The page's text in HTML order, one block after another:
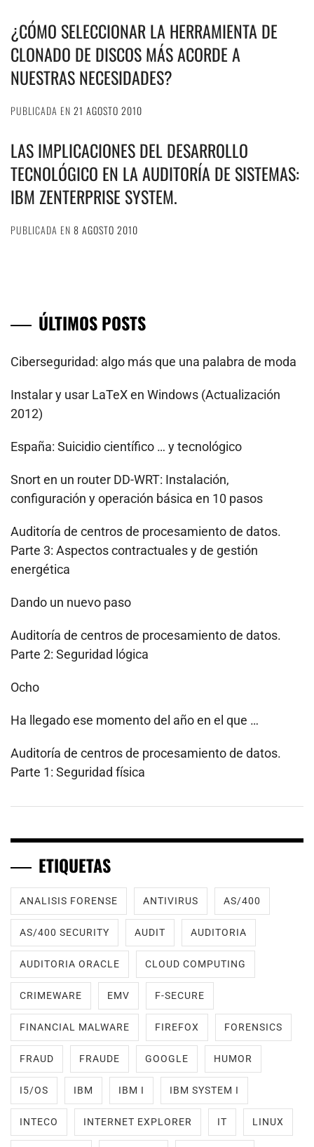
¿CÓMO SELECCIONAR LA HERRAMIENTA DE
CLONADO DE DISCOS MÁS ACORDE A
NUESTRAS NECESIDADES?
PUBLICADA EN 21 AGOSTO 2010
LAS IMPLICACIONES DEL DESARROLLO
TECNOLÓGICO EN LA AUDITORÍA DE SISTEMAS:
IBM ZENTERPRISE SYSTEM.
PUBLICADA EN 8 AGOSTO 2010
ÚLTIMOS POSTS
Ciberseguridad: algo más que una palabra de moda
Instalar y usar LaTeX en Windows (Actualización
2012)
España: Suicidio científico … y tecnológico
Snort en un router DD-WRT: Instalación,
configuración y operación básica en 10 pasos
Auditoría de centros de procesamiento de datos.
Parte 3: Aspectos contractuales y de gestión
energética
Dando un nuevo paso
Auditoría de centros de procesamiento de datos.
Parte 2: Seguridad lógica
Ocho
Ha llegado ese momento del año en el que …
Auditoría de centros de procesamiento de datos.
Parte 1: Seguridad física
ETIQUETAS
ANALISIS FORENSE ANTIVIRUS AS/400
AS/400 SECURITY AUDIT AUDITORIA
AUDITORIA ORACLE CLOUD COMPUTING
CRIMEWARE EMV F-SECURE
FINANCIAL MALWARE FIREFOX FORENSICS
FRAUD FRAUDE GOOGLE HUMOR
I5/OS IBM IBM I IBM SYSTEM I
INTECO INTERNET EXPLORER IT LINUX